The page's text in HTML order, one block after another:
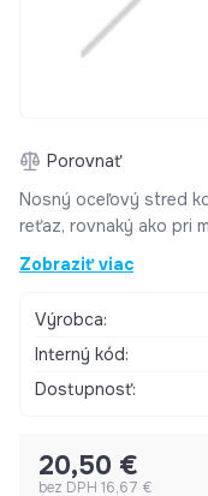
Porovnať
Nosný oceľový stred
reťaz, rovnaký ako pri motorovej
oceľovom strede
sa reťaz roztočí odstredivou silou.
pretože sa okamžite
nosný stred. Parametre: vhodný pre ručnú kotúčovú pílu na
drevo alebo uhlovú
na ktoré je určený
tvarovanie dreva)
Zobraziť viac
Výrobca:
Interný kód:
Dostupnosť:
20,50 €
bez DPH 16,67 €